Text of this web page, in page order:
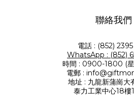
聯絡我們
電話 : (852) 2395
WhatsApp : (852)
時間 : 0900-1800 (星
電郵 :
地址 : 九龍新蒲崗大
泰力工業中心18樓